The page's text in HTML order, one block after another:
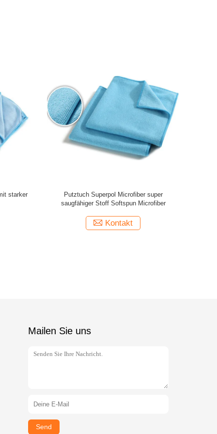
starker
Putztuch Superpol Microfiber super
saugfähiger Stoff Softspun Microfiber
Kontakt
Mailen Sie uns
Send